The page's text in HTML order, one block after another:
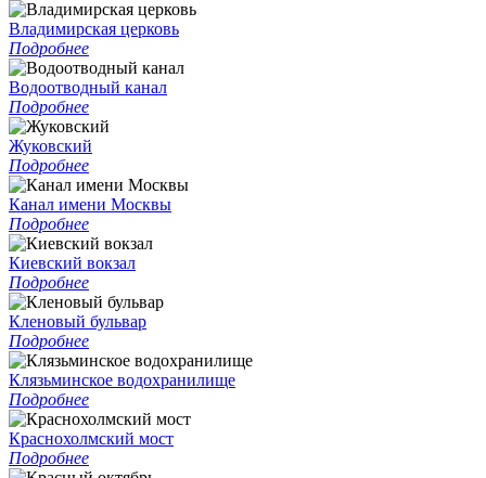
Владимирская церковь
Подробнее
Водоотводный канал
Подробнее
Жуковский
Подробнее
Канал имени Москвы
Подробнее
Киевский вокзал
Подробнее
Кленовый бульвар
Подробнее
Клязьминское водохранилище
Подробнее
Краснохолмский мост
Подробнее